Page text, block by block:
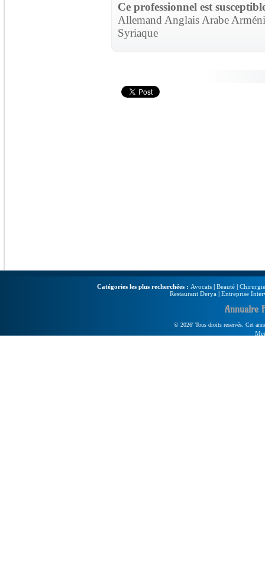
Ce professionnel est
Allemand Anglais Arabe
Syriaque
Catégories les plus recherchées : Avocats | Beauté |
Restaurant Derya | Entreprise
Annuaire
© 2026' Tous droits reservés. Cet